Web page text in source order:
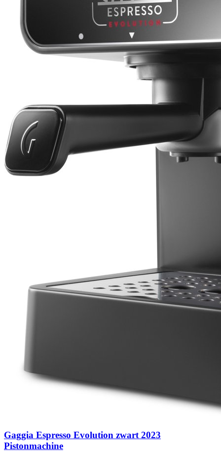
Gaggia Espresso Evolution zwart 2023
Pistonmachine